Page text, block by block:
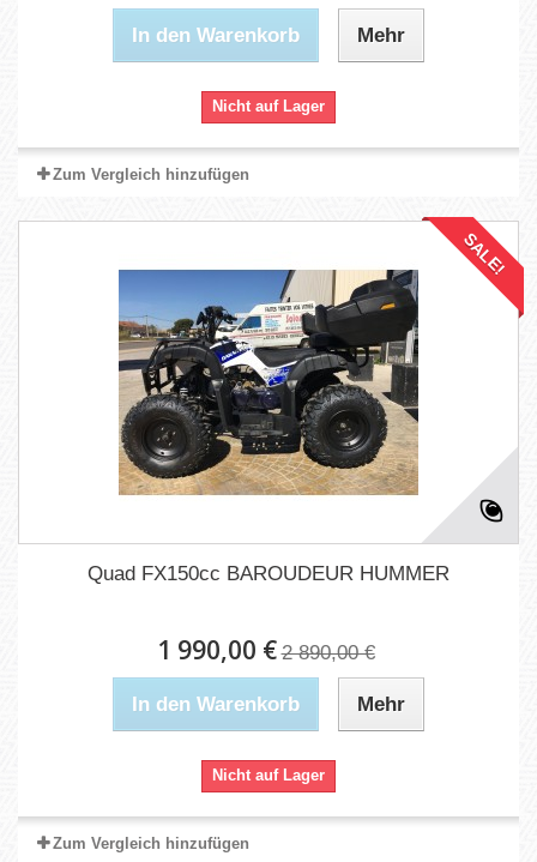
In den Warenkorb Mehr
Nicht auf Lager
Zum Vergleich hinzufügen
SALE!
Quad FX150cc BAROUDEUR HUMMER
1 990,00 € 2 890,00 €
In den Warenkorb Mehr
Nicht auf Lager
Zum Vergleich hinzufügen